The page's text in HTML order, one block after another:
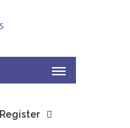
Register